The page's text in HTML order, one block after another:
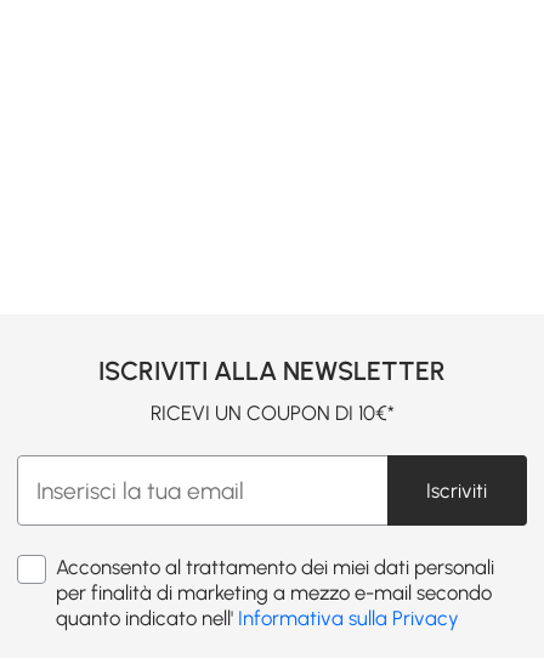
ISCRIVITI ALLA NEWSLETTER
RICEVI UN COUPON DI 10€*
Iscriviti
Acconsento al trattamento dei miei dati personali
per finalità di marketing a mezzo e-mail secondo
quanto indicato nell' Informativa sulla Privacy